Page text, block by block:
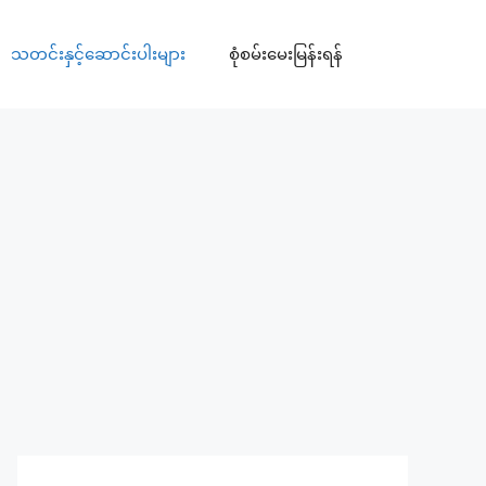
သတင်းနှင့်ဆောင်းပါးများ စုံစမ်းမေးမြန်းရန်